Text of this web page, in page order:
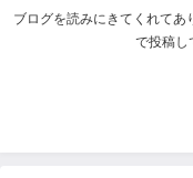
ブログを読みにきてくれて
で投稿し